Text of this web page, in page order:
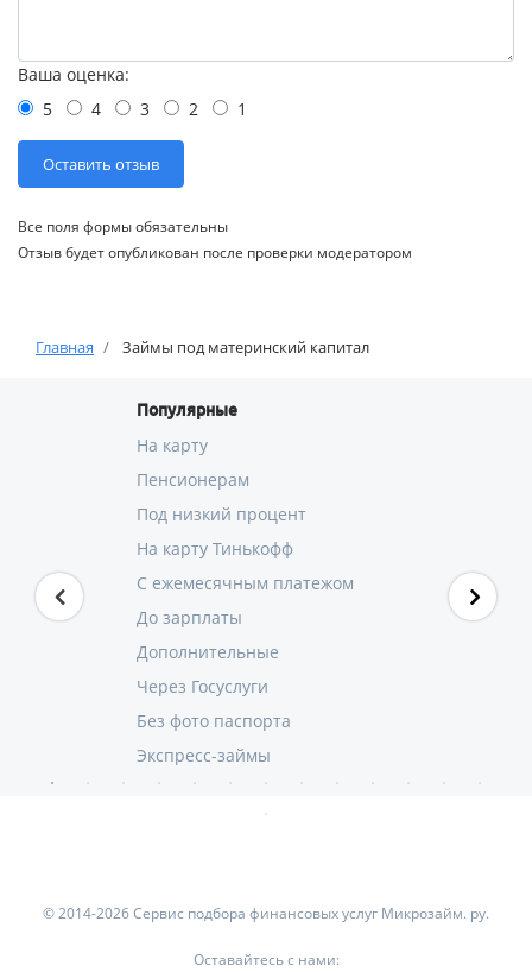
Ваша оценка:
5
4 3 2 1
Все поля формы обязательны
Отзыв будет опубликован после проверки модератором
Главная Займы под материнский капитал
Популярные
На карту
Пенсионерам
Под низкий процент
На карту Тинькофф
С ежемесячным платежом
До зарплаты
Дополнительные
Через Госуслуги
Без фото паспорта
Экспресс-займы
© 2014-2026 Сервис подбора финансовых услуг Микрозайм. ру.
Оставайтесь с нами: